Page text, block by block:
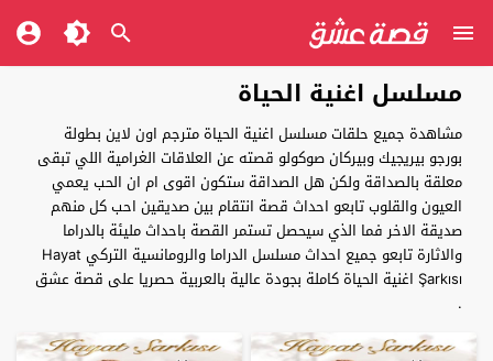
مسلسل اغنية الحياة
مشاهدة جميع حلقات مسلسل اغنية الحياة مترجم اون لاين بطولة
بورجو بيريجيك وبيركان صوكولو قصته عن العلاقات الغرامية اللي تبقى
معلقة بالصداقة ولكن هل الصداقة ستكون اقوى ام ان الحب يعمي
العيون والقلوب تابعو احداث قصة انتقام بين صديقين احب كل منهم
صديقة الاخر فما الذي سيحصل تستمر القصة باحداث مليئة بالدراما
والاثارة تابعو جميع احداث مسلسل الدراما والرومانسية التركي Hayat
Şarkısı اغنية الحياة كاملة بجودة عالية بالعربية حصريا على قصة عشق
.